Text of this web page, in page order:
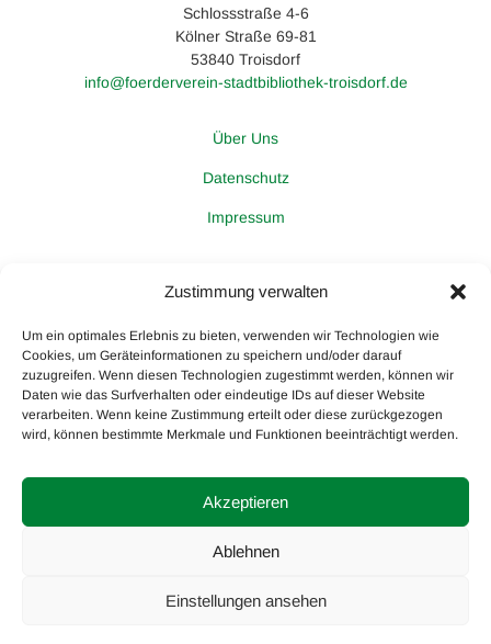
Zustimmung verwalten
Um ein optimales Erlebnis zu bieten, verwenden wir Technologien wie
Cookies, um Geräteinformationen zu speichern und/oder darauf
zuzugreifen. Wenn diesen Technologien zugestimmt werden, können wir
Daten wie das Surfverhalten oder eindeutige IDs auf dieser Website
verarbeiten. Wenn keine Zustimmung erteilt oder diese zurückgezogen
wird, können bestimmte Merkmale und Funktionen beeinträchtigt werden.
Akzeptieren
Ablehnen
Einstellungen ansehen
Schlossstraße 4-6
Kölner Straße 69-81
53840 Troisdorf
info@foerderverein-stadtbibliothek-troisdorf.de
Über Uns
Datenschutz
Impressum
VR Bank Rhein Sieg
IBAN: DE98 3706 9520 1604 0320 12
Mitmachen
Förderverein der Stadtbibliothek Troisdorf e.V.
Design von:
Theme Freesia